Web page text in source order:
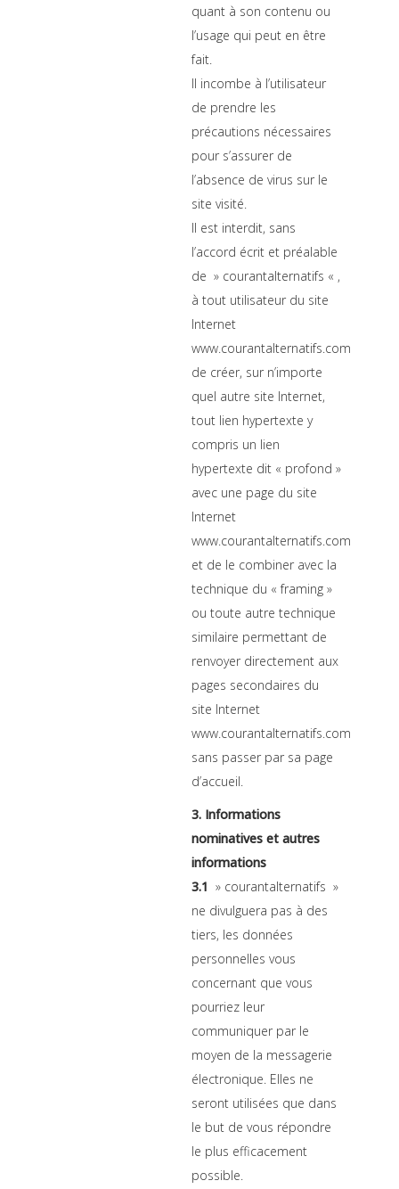
quant à son contenu ou
l’usage qui peut en être
fait.
Il incombe à l’utilisateur
de prendre les
précautions nécessaires
pour s’assurer de
l’absence de virus sur le
site visité.
Il est interdit, sans
l’accord écrit et préalable
de » courantalternatifs « ,
à tout utilisateur du site
Internet
www.courantalternatifs.com
de créer, sur n’importe
quel autre site Internet,
tout lien hypertexte y
compris un lien
hypertexte dit « profond »
avec une page du site
Internet
www.courantalternatifs.com
et de le combiner avec la
technique du « framing »
ou toute autre technique
similaire permettant de
renvoyer directement aux
pages secondaires du
site Internet
www.courantalternatifs.com
sans passer par sa page
d’accueil.
3. Informations
nominatives et autres
informations
3.1 » courantalternatifs »
ne divulguera pas à des
tiers, les données
personnelles vous
concernant que vous
pourriez leur
communiquer par le
moyen de la messagerie
électronique. Elles ne
seront utilisées que dans
le but de vous répondre
le plus efficacement
possible.